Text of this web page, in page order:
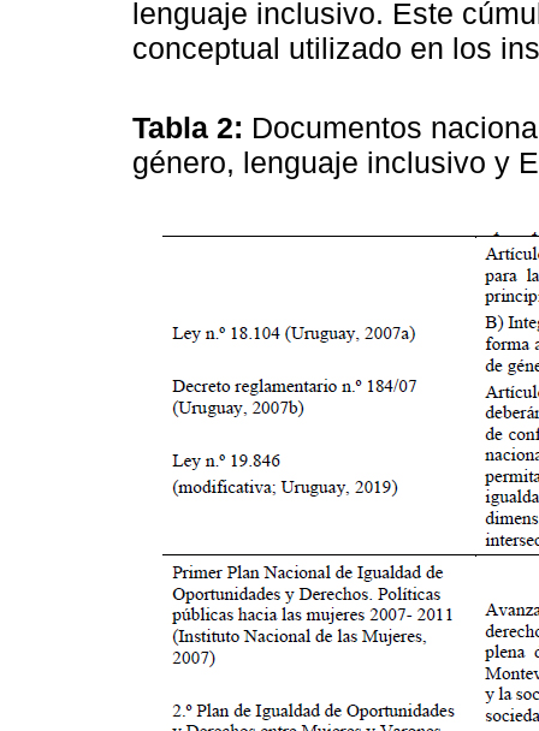
lenguaje inclusivo. Este
conceptual utilizado en los
Tabla 2: Documentos
género, lenguaje inclusivo y